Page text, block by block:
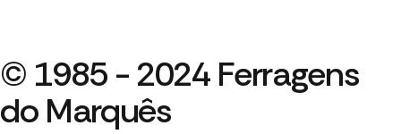
© 1985 - 2024 Ferragens
do Marquês